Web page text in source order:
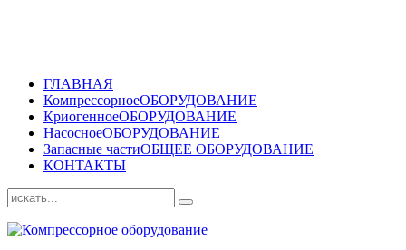
ГЛАВНАЯ
КомпрессорноеОБОРУДОВАНИЕ
КриогенноеОБОРУДОВАНИЕ
НасосноеОБОРУДОВАНИЕ
Запасные частиОБЩЕЕ ОБОРУДОВАНИЕ
КОНТАКТЫ